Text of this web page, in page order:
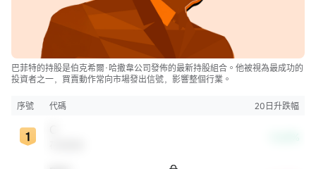
巴菲特的持股是伯克希爾·哈撒韋公司發佈的最新持股組合。他被視為最成功的
投資者之一，買賣動作常向市場發出信號，影響整個行業。
序號 代碼 20日升跌幅